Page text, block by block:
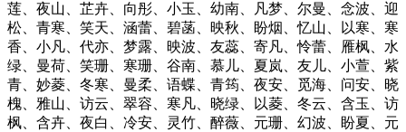
莲、夜山、芷卉、向彤、小玉、幼南、凡梦、尔曼、念波、迎
松、青寒、笑天、涵蕾、碧菡、映秋、盼烟、忆山、以寒、寒
香、小凡、代亦、梦露、映波、友蕊、寄凡、怜蕾、雁枫、水
绿、曼荷、笑珊、寒珊、谷南、慕儿、夏岚、友儿、小萱、紫
青、妙菱、冬寒、曼柔、语蝶、青筠、夜安、觅海、问安、晓
槐、雅山、访云、翠容、寒凡、晓绿、以菱、冬云、含玉、访
枫、含卉、夜白、冷安、灵竹、醉薇、元珊、幻波、盼夏、元